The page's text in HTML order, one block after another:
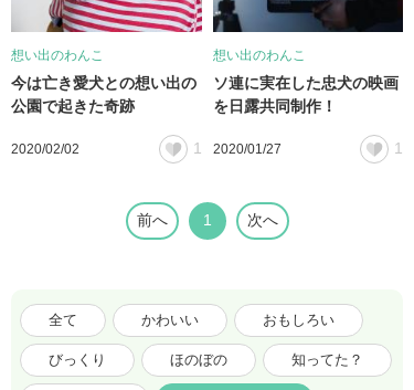
想い出のわんこ
今は亡き愛犬との想い出の
公園で起きた奇跡
2020/02/02 1
想い出のわんこ
ソ連に実在した忠犬の映画
を日露共同制作！
2020/01/27 1
前へ 1 次へ
全て かわいい おもしろい
びっくり ほのぼの 知ってた？